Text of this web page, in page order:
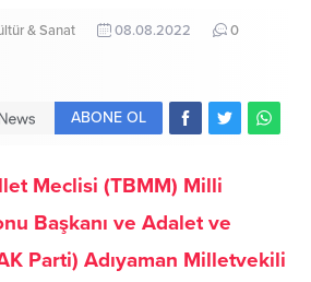
& Sanat 08.08.2022 0
ABONE OL
Meclisi (TBMM) Milli
Başkanı ve Adalet ve
Parti) Adıyaman Milletvekili